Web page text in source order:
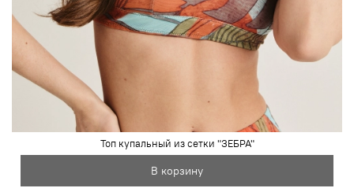
Топ купальный из сетки "ЗЕБРА"
В корзину